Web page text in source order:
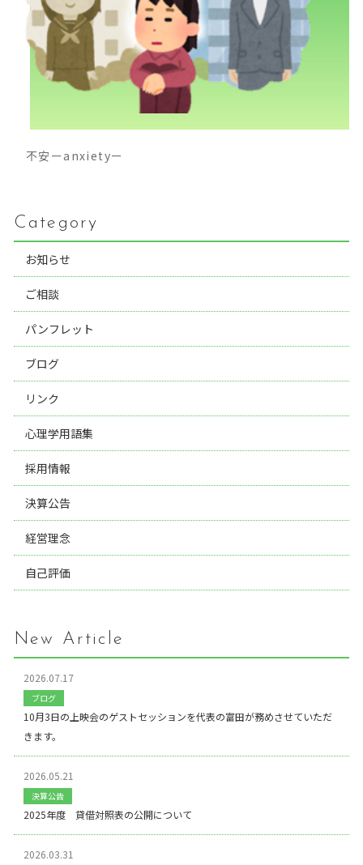
不安ーanxietyー
Category
お知らせ
ご相談
パンフレット
ブログ
リンク
心理学用語集
採用情報
決算公告
経営理念
自己評価
New Article
2026.07.17
ブログ
10月3日の上映会のゲストセッションを代表の富田が務めさせていただ
きます。
2026.05.21
決算公告
2025年度 貸借対照表の公開について
2026.03.31